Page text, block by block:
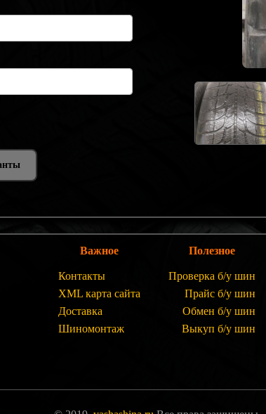
Важное
Контакты
XML карта сайта
Доставка
Шиномонтаж
Полезное
Проверка б/у шин
Прайс б/у шин
Обмен б/у шин
Выкуп б/у шин